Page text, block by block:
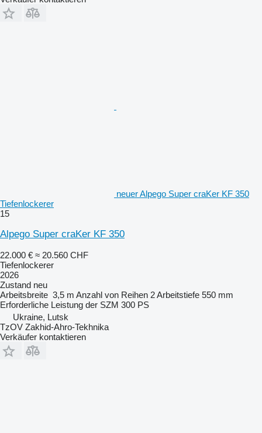
neuer Alpego Super craKer KF 350
Tiefenlockerer
15
Alpego Super craKer KF 350
22.000 € ≈ 20.560 CHF
Tiefenlockerer
2026
Zustand neu
Arbeitsbreite 3,5 m Anzahl von Reihen 2Arbeitstiefe 550 mm
Erforderliche Leistung der SZM 300 PS
Ukraine, Lutsk
TzOV Zakhid-Ahro-Tekhnika
Verkäufer kontaktieren